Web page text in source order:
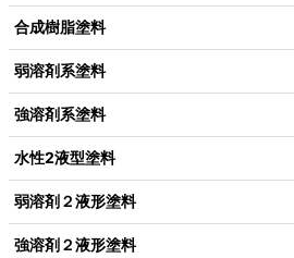
合成樹脂塗料
弱溶剤系塗料
強溶剤系塗料
水性2液型塗料
弱溶剤２液形塗料
強溶剤２液形塗料